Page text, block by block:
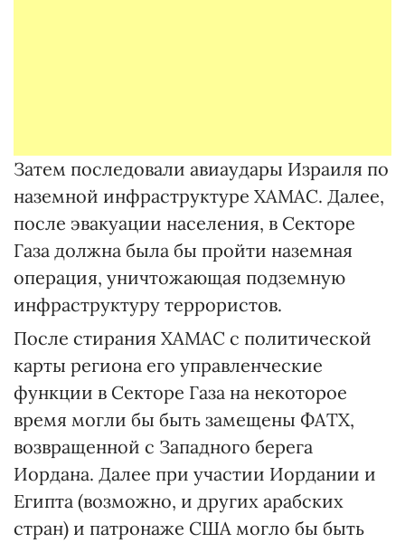
Затем последовали авиаудары Израиля по
наземной инфраструктуре ХАМАС. Далее,
после эвакуации населения, в Секторе
Газа должна была бы пройти наземная
операция, уничтожающая подземную
инфраструктуру террористов.
После стирания ХАМАС с политической
карты региона его управленческие
функции в Секторе Газа на некоторое
время могли бы быть замещены ФАТХ,
возвращенной с Западного берега
Иордана. Далее при участии Иордании и
Египта (возможно, и других арабских
стран) и патронаже США могло бы быть